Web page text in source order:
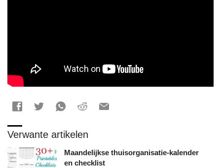
Verwante artikelen
Maandelijkse thuisorganisatie-kalender
en checklist